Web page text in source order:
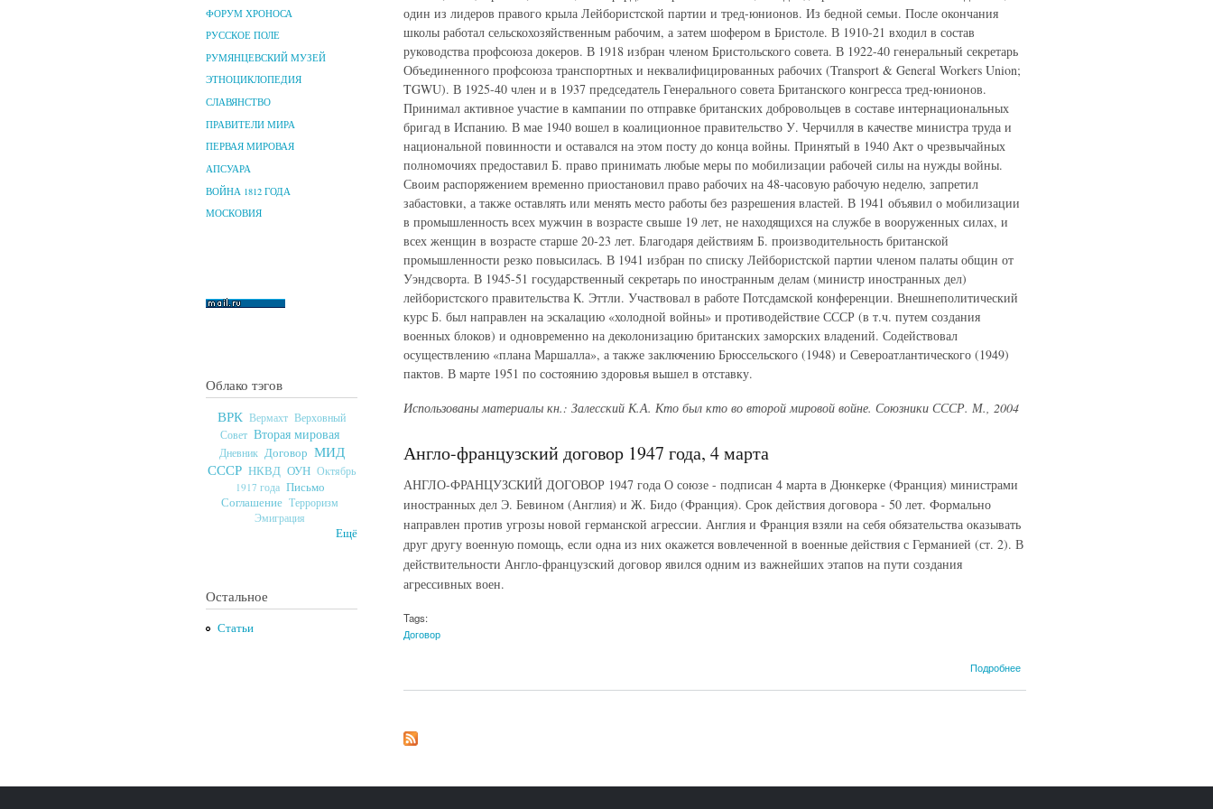
ФОРУМ ХРОНОСА
РУССКОЕ ПОЛЕ
РУМЯНЦЕВСКИЙ МУЗЕЙ
ЭТНОЦИКЛОПЕДИЯ
СЛАВЯНСТВО
ПРАВИТЕЛИ МИРА
ПЕРВАЯ МИРОВАЯ
АПСУАРА
ВОЙНА 1812 ГОДА
МОСКОВИЯ
Облако тэгов
ВРК Вермахт Верховный
Совет Вторая мировая
Дневник Договор МИД
СССР НКВД ОУН Октябрь
1917 года Письмо
Соглашение Терроризм
Эмиграция
Ещё
Остальное
Статьи
один из лидеров правого крыла Лейбористской партии и тред-юнионов. Из бедной семьи. После окончания
школы работал сельскохозяйственным рабочим, а затем шофером в Бристоле. В 1910-21 входил в состав
руководства профсоюза докеров. В 1918 избран членом Бристольского совета. В 1922-40 генеральный секретарь
Объединенного профсоюза транспортных и неквалифицированных рабочих (Transport & General Workers Union;
TGWU). В 1925-40 член и в 1937 председатель Генерального совета Британского конгресса тред-юнионов.
Принимал активное участие в кампании по отправке британских добровольцев в составе интернациональных
бригад в Испанию. В мае 1940 вошел в коалиционное правительство У. Черчилля в качестве министра труда и
национальной повинности и оставался на этом посту до конца войны. Принятый в 1940 Акт о чрезвычайных
полномочиях предоставил Б. право принимать любые меры по мобилизации рабочей силы на нужды войны.
Своим распоряжением временно приостановил право рабочих на 48-часовую рабочую неделю, запретил
забастовки, а также оставлять или менять место работы без разрешения властей. В 1941 объявил о мобилизации
в промышленность всех мужчин в возрасте свыше 19 лет, не находящихся на службе в вооруженных силах, и
всех женщин в возрасте старше 20-23 лет. Благодаря действиям Б. производительность британской
промышленности резко повысилась. В 1941 избран по списку Лейбористской партии членом палаты общин от
Уэндсворта. В 1945-51 государственный секретарь по иностранным делам (министр иностранных дел)
лейбористского правительства К. Эттли. Участвовал в работе Потсдамской конференции. Внешнеполитический
курс Б. был направлен на эскалацию «холодной войны» и противодействие СССР (в т.ч. путем создания
военных блоков) и одновременно на деколонизацию британских заморских владений. Содействовал
осуществлению «плана Маршалла», а также заключению Брюссельского (1948) и Североатлантического (1949)
пактов. В марте 1951 по состоянию здоровья вышел в отставку.
Использованы материалы кн.: Залесский К.А. Кто был кто во второй мировой войне. Союзники СССР. М., 2004
Англо-французский договор 1947 года, 4 марта
АНГЛО-ФРАНЦУЗСКИЙ ДОГОВОР 1947 года О союзе - подписан 4 марта в Дюнкерке (Франция) министрами
иностранных дел Э. Бевином (Англия) и Ж. Бидо (Франция). Срок действия договора - 50 лет. Формально
направлен против угрозы новой германской агрессии. Англия и Франция взяли на себя обязательства оказывать
друг другу военную помощь, если одна из них окажется вовлеченной в военные действия с Германией (ст. 2). В
действительности Англо-французский договор явился одним из важнейших этапов на пути создания
агрессивных воен.
Tags:
Договор
Подробнее
договор 1947